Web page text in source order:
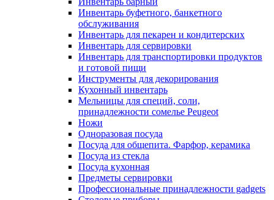
Инвентарь буфетного, банкетного
обслуживания
Инвентарь для пекарен и кондитерских
Инвентарь для сервировки
Инвентарь для транспортировки продуктов
и готовой пищи
Инструменты для декорирования
Кухонный инвентарь
Мельницы для специй, соли,
принадлежности сомелье Peugeot
Ножи
Одноразовая посуда
Посуда для общепита. Фарфор, керамика
Посуда из стекла
Посуда кухонная
Предметы сервировки
Профессиональные принадлежности gadgets